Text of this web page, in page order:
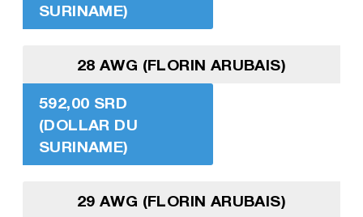
SURINAME)
28 AWG (FLORIN ARUBAIS)
592,00 SRD
(DOLLAR DU
SURINAME)
29 AWG (FLORIN ARUBAIS)